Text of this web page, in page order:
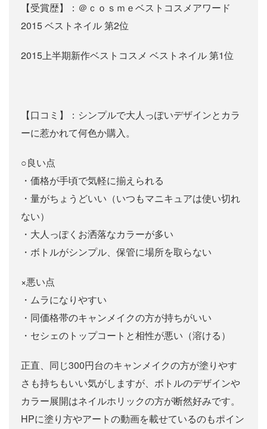
【受賞歴】：＠ｃｏｓｍｅベストコスメアワード
2015 ベストネイル 第2位
2015上半期新作ベストコスメ ベストネイル 第1位
【口コミ】：シンプルで大人っぽいデザインとカラ
ーに惹かれて何色か購入。
○良い点
・価格が手頃で気軽に揃えられる
・量がちょうどいい（いつもマニキュアは使い切れ
ない）
・大人っぽくお洒落なカラーが多い
・ボトルがシンプル、保管に場所を取らない
×悪い点
・ムラになりやすい
・同価格帯のキャンメイクの方が持ちがいい
・セシェのトップコートと相性が悪い（溶ける）
正直、同じ300円台のキャンメイクの方が塗りやす
さも持ちもいい気がしますが、ボトルのデザインや
カラー展開はネイルホリックの方が断然好みです。
HPに塗り方やアートの動画を載せているのもポイン